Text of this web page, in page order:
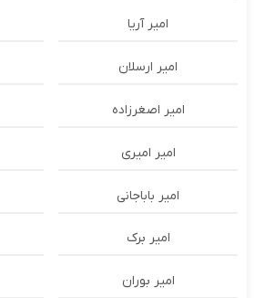
امیر آریا
امیر ارسلان
امیر اصغرزاده
امیر امیری
امیر باباجانی
امیر برک
امیر بوران